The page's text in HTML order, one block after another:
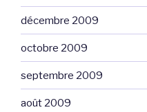
décembre 2009
octobre 2009
septembre 2009
août 2009